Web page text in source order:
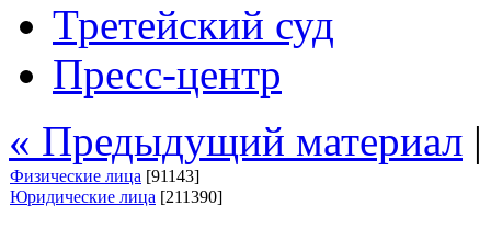
Третейский суд
Пресс-центр
« Предыдущий материал
Физические лица [91143]
Юридические лица [211390]